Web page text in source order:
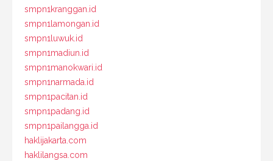
smpn1kranggan.id
smpn1lamongan.id
smpn1luwuk.id
smpn1madiun.id
smpn1manokwari.id
smpn1narmada.id
smpn1pacitan.id
smpn1padang.id
smpn1pailangga.id
haklijakarta.com
haklilangsa.com